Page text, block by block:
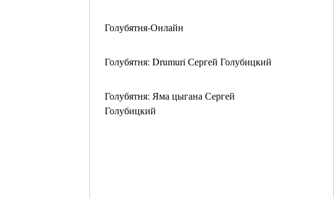
Голубятня-Онлайн
Голубятня: Drumuri Сергей Голубицкий
Голубятня: Яма цыгана Сергей
Голубицкий